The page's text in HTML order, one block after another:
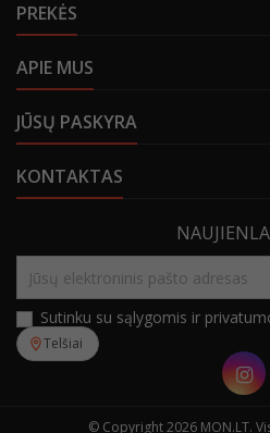
PREKĖS
APIE MUS
JŪSŲ PASKYRA
KONTAKTAS
Sutinku su sąlygomis ir
© Copyright 2026 MON.LT.
Telšiai